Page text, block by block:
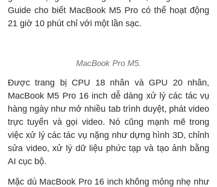
Guide cho biết MacBook M5 Pro có thể hoạt động
21 giờ 10 phút chỉ với một lần sạc.
MacBook Pro M5.
Được trang bị CPU 18 nhân và GPU 20 nhân,
MacBook M5 Pro 16 inch dễ dàng xử lý các tác vụ
hàng ngày như mở nhiều tab trình duyệt, phát video
trực tuyến và gọi video. Nó cũng mạnh mẽ trong
việc xử lý các tác vụ nặng như dựng hình 3D, chỉnh
sửa video, xử lý dữ liệu phức tạp và tạo ảnh bằng
AI cục bộ.
Mặc dù MacBook Pro 16 inch không mỏng nhẹ như